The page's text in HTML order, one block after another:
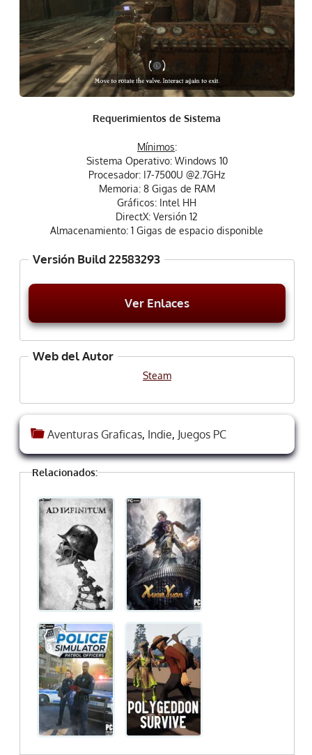
Requerimientos de Sistema
Mínimos:
Sistema Operativo: Windows 10
Procesador: I7-7500U @2.7GHz
Memoria: 8 Gigas de RAM
Gráficos: Intel HH
DirectX: Versión 12
Almacenamiento: 1 Gigas de espacio disponible
Versión Build 22583293
Ver Enlaces
Web del Autor
Steam
Aventuras Graficas, Indie, Juegos PC
Relacionados: